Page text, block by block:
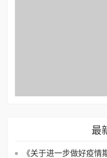
最
《关于进一步做好疫